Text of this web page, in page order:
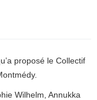
proposé le Collectif
Wilhelm, Annukka